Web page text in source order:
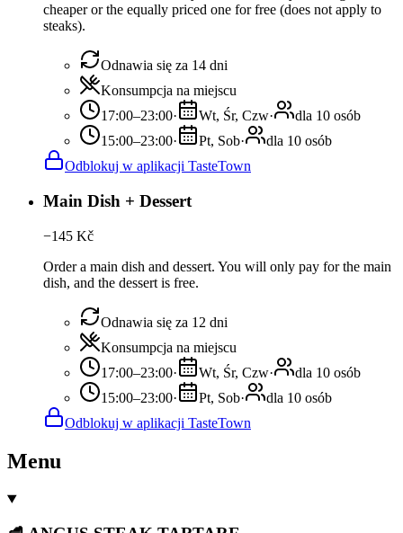
cheaper or the equally priced one for free (does not apply to
steaks).
Odnawia się za 14 dni
Konsumpcja na miejscu
17:00–23:00· Wt, Śr, Czw·
dla 10 osób
15:00–23:00· Pt, Sob·
dla 10 osób
Odblokuj w aplikacji TasteTown
Main Dish + Dessert
−145 Kč
Order a main dish and dessert. You will only pay for the main
dish, and the dessert is free.
Odnawia się za 12 dni
Konsumpcja na miejscu
17:00–23:00· Wt, Śr, Czw·
dla 10 osób
15:00–23:00· Pt, Sob·
dla 10 osób
Odblokuj w aplikacji TasteTown
Menu